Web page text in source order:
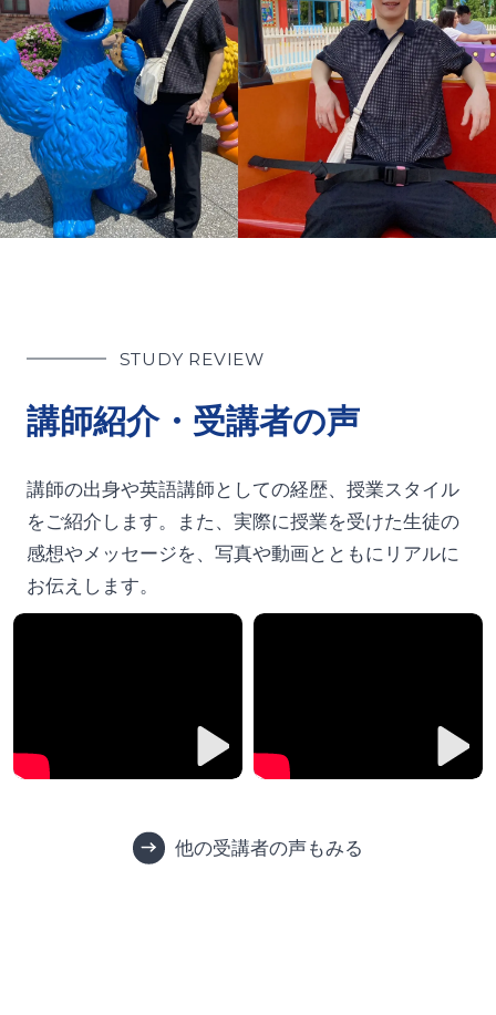
STUDY REVIEW
講師紹介・受講者の声
講師の出身や英語講師としての経歴、授業スタイル
をご紹介します。また、実際に授業を受けた生徒の
感想やメッセージを、写真や動画とともにリアルに
お伝えします。
他の受講者の声もみる